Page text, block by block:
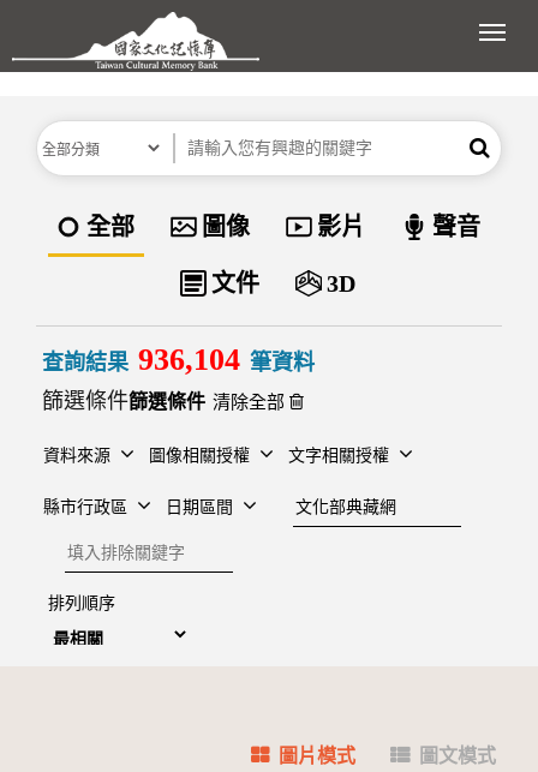
跳到主要內容區塊
展
分類 關鍵字 搜尋
資料類型
全部 圖像 影片 聲音
文件 3D
查詢結果 936,104 筆資料
篩選條件
清除全部
資料來源 圖像相關授權 文字相關授權
縣市行政區 日期區間
建檔單位
排除關鍵字
排列順序
圖片模式 圖文模式